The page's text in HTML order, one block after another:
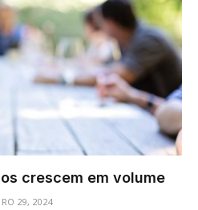
crescem em volume
29, 2024